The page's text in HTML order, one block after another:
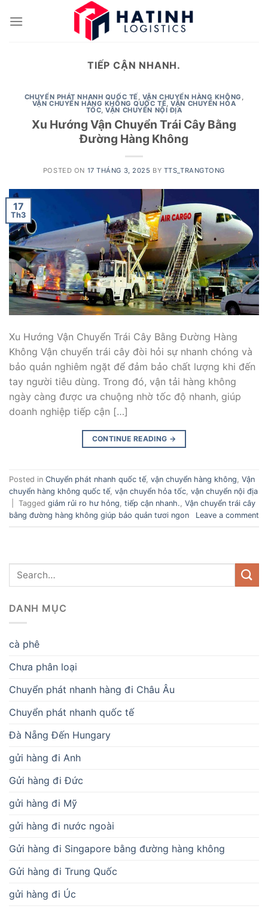
TIẾP CẬN NHANH.
CHUYỂN PHÁT NHANH QUỐC TẾ, VẬN CHUYỂN HÀNG KHÔNG ,
VẬN CHUYỂN HÀNG KHÔNG QUỐC TẾ,VẬN CHUYỂN HỎA
TỐC,VẬN CHUYỂN NỘI ĐỊA
Xu Hướng Vận Chuyển Trái Cây Bằng
Đường Hàng Không
POSTED ON 17 THÁNG 3, 2025 BY TTS_TRANGTONG
17
Th3
Xu Hướng Vận Chuyển Trái Cây Bằng Đường Hàng
Không Vận chuyển trái cây đòi hỏi sự nhanh chóng và
bảo quản nghiêm ngặt để đảm bảo chất lượng khi đến
tay người tiêu dùng. Trong đó, vận tải hàng không
ngày càng được ưa chuộng nhờ tốc độ nhanh, giúp
doanh nghiệp tiếp cận […]
CONTINUE READING →
Posted in Chuyển phát nhanh quốc tế, vận chuyển hàng không, Vận
chuyển hàng không quốc tế, vận chuyển hỏa tốc, vận chuyển nội địa
Tagged giảm rủi ro hư hỏng, tiếp cận nhanh., Vận chuyển trái cây
bằng đường hàng không giúp bảo quản tươi ngon
Leave a comment
DANH MỤC
cà phê
Chưa phân loại
Chuyển phát nhanh hàng đi Châu Âu
Chuyển phát nhanh quốc tế
Đà Nẵng Đến Hungary
gửi hàng đi Anh
Gửi hàng đi Đức
gửi hàng đi Mỹ
gửi hàng đi nước ngoài
Gửi hàng đi Singapore bằng đường hàng không
Gửi hàng đi Trung Quốc
gửi hàng đi Úc